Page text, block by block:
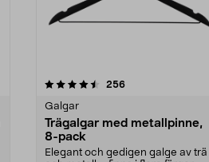
256recensioner
Galgar
Trägalgar med metallpinne,
8-pack
Elegant och gedigen galge av trä
4.0av 5 stjärnor